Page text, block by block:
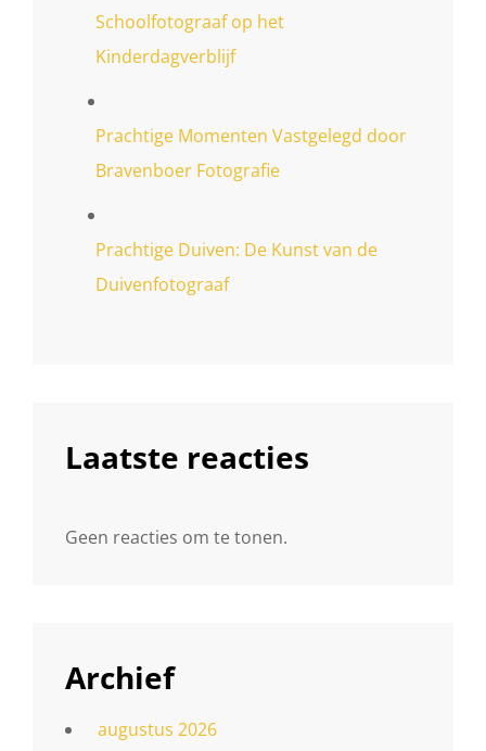
Schoolfotograaf op het
Kinderdagverblijf
Prachtige Momenten Vastgelegd door
Bravenboer Fotografie
Prachtige Duiven: De Kunst van de
Duivenfotograaf
Laatste reacties
Geen reacties om te tonen.
Archief
augustus 2026